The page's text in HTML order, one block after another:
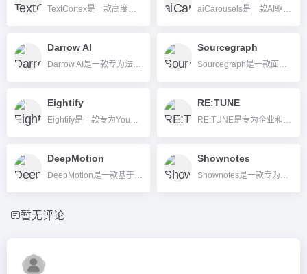
TextCortex是一款高度定制化、集成多顶尖大模型的AI写作与知识管理平台，提升内容创作效率与专业性。 aiCarousels是一款AI驱动的多平台轮播内容快速制作工具，帮用户简单、高效生成LinkedIn、Instagram等社交媒体的轮播图文，上手零门槛，支持导入文本、网页、视频自动拆分、智能设计排版。
Darrow AI
Darrow AI是一款专为法律行业打造的AI案件挖掘与风险分析平台，通过自动化扫描数据帮助律所和法务团队高效发现潜在案件与评估诉讼价值。
Sourcegraph
Sourcegraph是一款面向开发者和企业的AI代码搜索与智能管理平台，通过Cody AI助手和强大代码索引，极大提升团队开发效率和代码协作体验。
Eightify
Eightify是一款专为YouTube打造的AI视频摘要工具，秒速生成要点，支持多语言摘要与转录，显著提高信息提取效率。
RE:TUNE
RE:TUNE是专为企业和开发者设计的无代码AI聊天机器人构建平台，支持多数据源知识导入、个性化定制与多平台集成，助力企业快速搭建专属AI应用。
DeepMotion
DeepMotion是一款基于AI的3D动作捕捉与动画生成工具，无需硬件、仅用视频即可实现高质量3D动画。
Shownotes
Shownotes是一款专为播客打造的AI内容生成工具，可自动将播客音频转化为节目笔记、博客及社交媒体文案，大幅提升内容传播效率。
暂无评论